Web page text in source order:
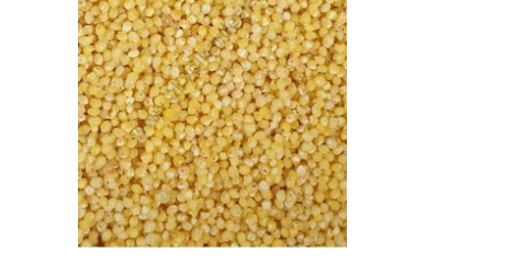
Saka ve Doğa Kuşu
Yemleri
Güvercin Yemleri
Kumlar
Mamalar
Krakerler
Kalamar Kemiği ve Gaga
Taşları